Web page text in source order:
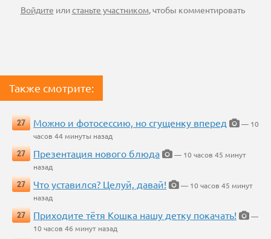
Войдите илистаньте участником, чтобы комментировать
Также смотрите:
27 Можно и фотосессию, но сгущенку вперед
— 10
часов 44 минуты назад
27
Презентация нового блюда
— 10 часов 45 минут
назад
27
Что уставился? Целуй, давай!
— 10 часов 45 минут
назад
27
Приходите тётя Кошка нашу детку покачать!
—
10 часов 46 минут назад